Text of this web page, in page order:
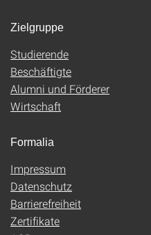
Zielgruppe
Studierende
Beschäftigte
Alumni und Förderer
Wirtschaft
Formalia
Impressum
Datenschutz
Barrierefreiheit
Zertifikate